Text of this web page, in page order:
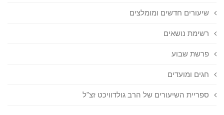
שיעורים חדשים ומומלצים
רשימת נושאים
פרשת שבוע
חגים ומועדים
ספריית השיעורים של הרב גולדוויכט זצ"ל